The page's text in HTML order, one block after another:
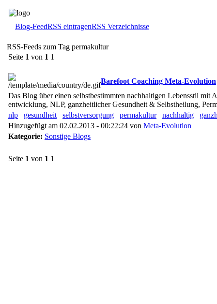
Blog-FeedRSS eintragenRSS Verzeichnisse
RSS-Feeds zum Tag permakultur
Seite 1 von 1 1
Barefoot Coaching Meta-Evolution
Das Blog über einen selbstbestimmten nachhaltigen Lebensstil mit
entwicklung, NLP, ganzheitlicher Gesundheit & Selbstheilung,
nlp
gesundheit selbstversorgung permakultur nachhaltig
Hinzugefügt am 02.02.2013 - 00:22:24 von Meta-Evolution
Kategorie: Sonstige Blogs
Seite 1 von 1 1